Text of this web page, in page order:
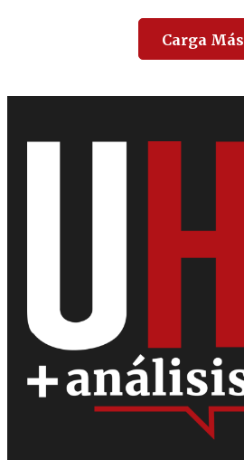
Carga Más